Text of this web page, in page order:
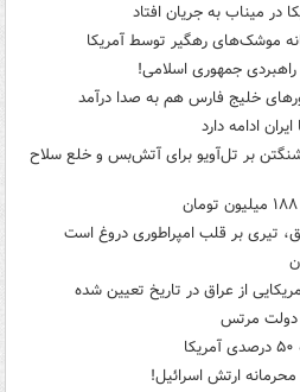
در میناب به جریان افتاد
موشک‌های رهگیر توسط آمریکا
جمهوری اسلامی!
خلیج فارس هم به صدا درآمد
ادامه دارد
بر تل‌آویو برای آتش‌بس و خلع سلاح
تیری بر قلب امپراطوری دروغ است
از عراق در تاریخ تعیین شده
دولت مرتس
محرمانه ارتش اسرائیل!